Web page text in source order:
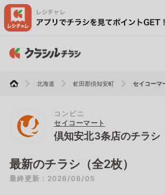
北海道 虻田郡倶知安町 セイコーマ
コンビニ
セイコーマート
倶知安北3条店のチラシ
最新のチラシ（全2枚）
最終更新：2026/08/05